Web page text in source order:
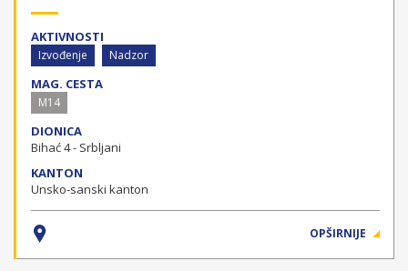
AKTIVNOSTI
Izvođenje Nadzor
MAG. CESTA
M14
DIONICA
Bihać 4 - Srbljani
KANTON
Unsko-sanski kanton
OPŠIRNIJE